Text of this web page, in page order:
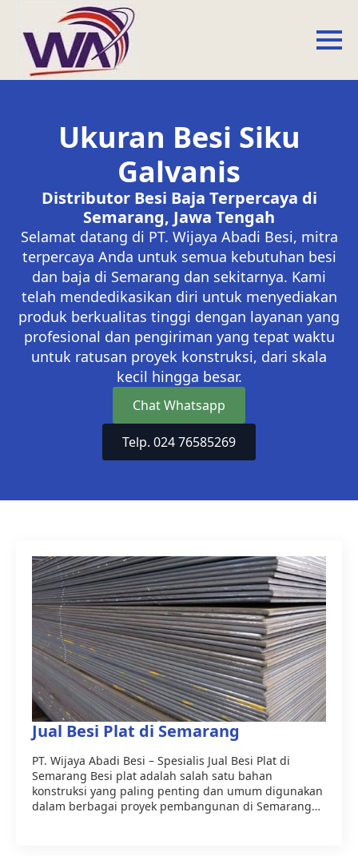
Ukuran Besi Siku
Galvanis
Distributor Besi Baja Terpercaya di
Semarang, Jawa Tengah
Selamat datang di PT. Wijaya Abadi Besi, mitra
terpercaya Anda untuk semua kebutuhan besi
dan baja di Semarang dan sekitarnya. Kami
telah mendedikasikan diri untuk menyediakan
produk berkualitas tinggi dengan layanan yang
profesional dan pengiriman yang tepat waktu
untuk ratusan proyek konstruksi, dari skala
kecil hingga besar.
Chat Whatsapp
Telp. 024 76585269
Jual Besi Plat di Semarang
PT. Wijaya Abadi Besi – Spesialis Jual Besi Plat di
Semarang Besi plat adalah salah satu bahan
konstruksi yang paling penting dan umum digunakan
dalam berbagai proyek pembangunan di Semarang…